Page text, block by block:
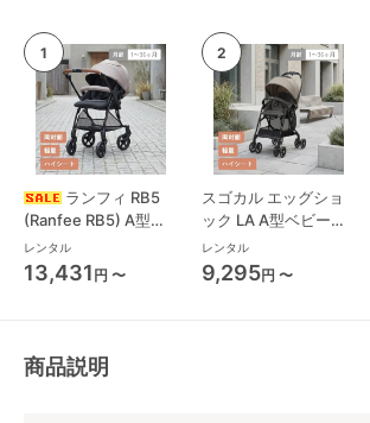
ランフィ RB5
(Ranfee RB5) A型ベ
ビーカー ピジョン
(pigeon)
レンタル
13,431 円 〜
スゴカル エッグショ
ック LA A型ベビーカ
ー コンビ(Combi)
レンタル
9,295円 〜
商品説明